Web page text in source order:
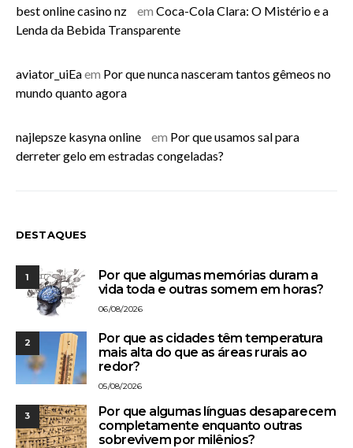
best online casino nz em Coca-Cola Clara: O Mistério e a
Lenda da Bebida Transparente
aviator_uiEaem Por que nunca nasceram tantos gêmeos no
mundo quanto agora
najlepsze kasyna online em Por que usamos sal para
derreter gelo em estradas congeladas?
DESTAQUES
1
Por que algumas memórias duram a
vida toda e outras somem em horas?
06/08/2026
2
Por que as cidades têm temperatura
mais alta do que as áreas rurais ao
redor?
05/08/2026
3
Por que algumas línguas desaparecem
completamente enquanto outras
sobrevivem por milênios?